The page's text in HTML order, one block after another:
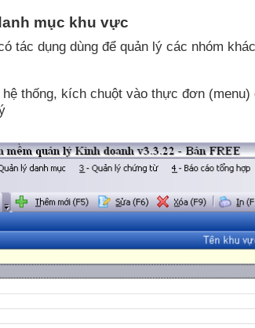
mục khu vực
tác dụng dùng để quản lý các nhóm
thống, kích chuột vào thực đơn